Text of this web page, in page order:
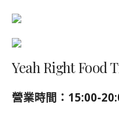
Yeah Right Food
營業時間：15:00-